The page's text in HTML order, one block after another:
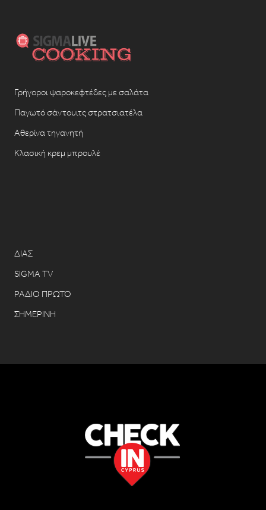
Γρήγοροι ψαροκεφτέδες με σαλάτα
Παγωτό σάντουιτς στρατσιατέλα
Αθερίνα τηγανητή
Κλασική κρεμ μπρουλέ
ΔΙΑΣ
SIGMA TV
ΡΑΔΙΟ ΠΡΩΤΟ
ΣΗΜΕΡΙΝΗ